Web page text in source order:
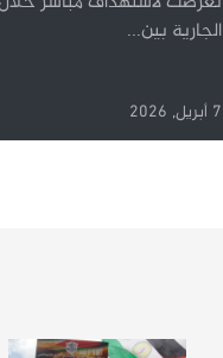
الجارية بين...
7 أبريل, 2026